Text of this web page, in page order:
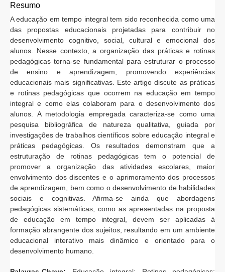
Resumo
A educação em tempo integral tem sido reconhecida como uma
das propostas educacionais projetadas para contribuir no
desenvolvimento cognitivo, social, cultural e emocional dos
alunos. Nesse contexto, a organização das práticas e rotinas
pedagógicas torna-se fundamental para estruturar o processo
de ensino e aprendizagem, promovendo experiências
educacionais mais significativas. Este artigo discute as práticas
e rotinas pedagógicas que ocorrem na educação em tempo
integral e como elas colaboram para o desenvolvimento dos
alunos. A metodologia empregada caracteriza-se como uma
pesquisa bibliográfica de natureza qualitativa, guiada por
investigações de trabalhos científicos sobre educação integral e
práticas pedagógicas. Os resultados demonstram que a
estruturação de rotinas pedagógicas tem o potencial de
promover a organização das atividades escolares, maior
envolvimento dos discentes e o aprimoramento dos processos
de aprendizagem, bem como o desenvolvimento de habilidades
sociais e cognitivas. Afirma-se ainda que abordagens
pedagógicas sistemáticas, como as apresentadas na proposta
de educação em tempo integral, devem ser aplicadas à
formação abrangente dos sujeitos, resultando em um ambiente
educacional interativo mais dinâmico e orientado para o
desenvolvimento humano.